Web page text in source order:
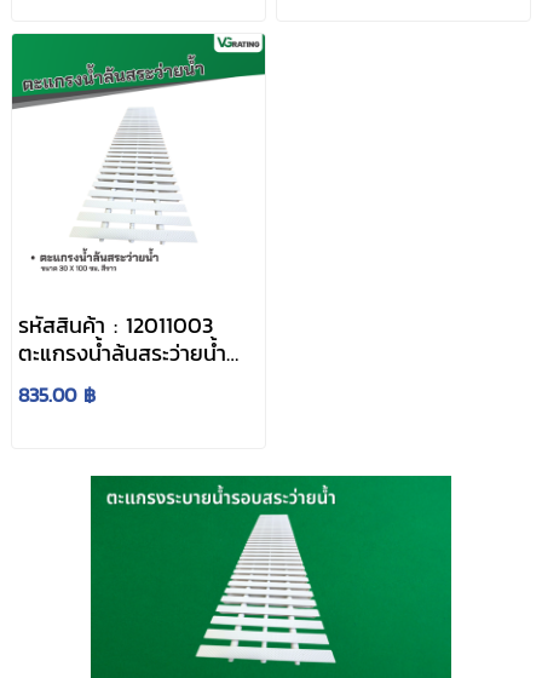
รหัสสินค้า : 12011003
ตะแกรงน้ำล้นสระว่ายน้ำ
ขนาด 30 x 100 ซม. สี
ขาว
835.00 ฿